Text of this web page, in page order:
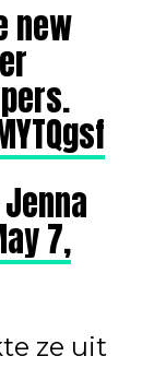
new
Jenna
7,
ze uit